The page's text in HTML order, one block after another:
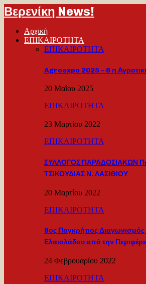
Βερενίκη News!
Αρχική
ΕΠΙΚΑΙΡΟΤΗΤΑ
ΕΠΙΚΑΙΡΟΤΗΤΑ
Agroexpo 2025 – 6 η
20 Μαΐου 2025
ΕΠΙΚΑΙΡΟΤΗΤΑ
23 Μαρτίου 2022
ΕΠΙΚΑΙΡΟΤΗΤΑ
ΣΥΛΛΟΓΟΣ ΠΑΡΑΔΟΣΙΑΚΩΝ
ΤΣΙΚΟΥΔΙΑΣ Ν. ΛΑΣΙΘΙΟΥ
20 Μαρτίου 2022
ΕΠΙΚΑΙΡΟΤΗΤΑ
8ος Παγκρήτιος
Ελαιολάδου από την
24 Φεβρουαρίου 2022
ΕΠΙΚΑΙΡΟΤΗΤΑ